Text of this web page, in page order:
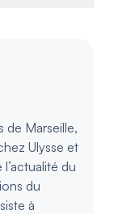
de Marseille,
Ulysse et
du
du
à